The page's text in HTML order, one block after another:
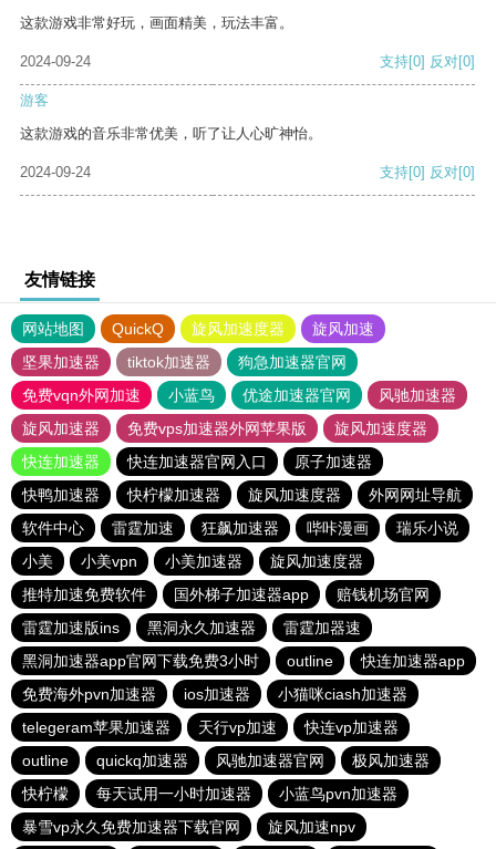
这款游戏非常好玩，画面精美，玩法丰富。
2024-09-24 支持[0] 反对[0]
游客
这款游戏的音乐非常优美，听了让人心旷神怡。
2024-09-24 支持[0] 反对[0]
友情链接
网站地图 QuickQ 旋风加速度器
旋风加速
坚果加速器
tiktok加速器
狗急加速器官网
免费vqn外网加速
小蓝鸟 优途加速器官网
风驰加速器
旋风加速器
免费vps加速器外网苹果版
旋风加速度器
快连加速器
快连加速器官网入口
原子加速器
快鸭加速器
快柠檬加速器 旋风加速度器
外网网址导航
软件中心
雷霆加速 狂飙加速器 哔咔漫画
瑞乐小说
小美
小美vpn 小美加速器
旋风加速度器
推特加速免费软件
国外梯子加速器app
赔钱机场官网
雷霆加速版ins
黑洞永久加速器
雷霆加器速
黑洞加速器app官网下载免费3小时
outline
快连加速器app
免费海外pvn加速器
ios加速器
小猫咪ciash加速器
telegeram苹果加速器
天行vp加速
快连vp加速器
outline
quickq加速器 风驰加速器官网
极风加速器
快柠檬
每天试用一小时加速器
小蓝鸟pvn加速器
暴雪vp永久免费加速器下载官网
旋风加速npv